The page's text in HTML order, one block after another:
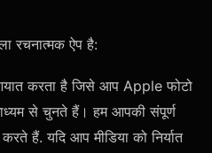
रचनात्मक ऐप है:
करता है जिसे आप Apple फोटो
से चुनते हैं। हम आपकी संपूर्ण
हैं. यदि आप मीडिया को निर्यात